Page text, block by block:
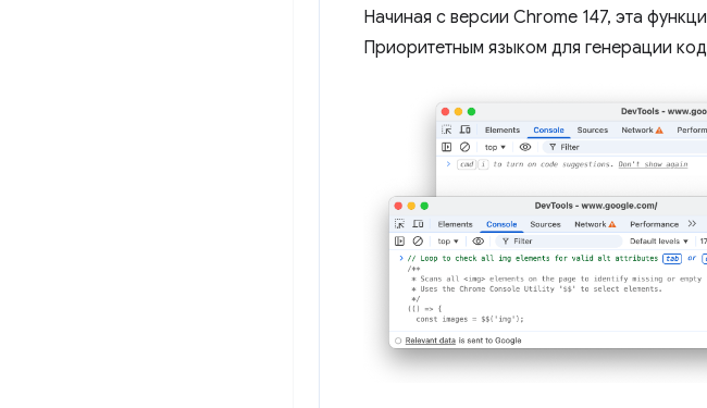
Начиная с версии Chrome 147, эта
Приоритетным языком для генерации